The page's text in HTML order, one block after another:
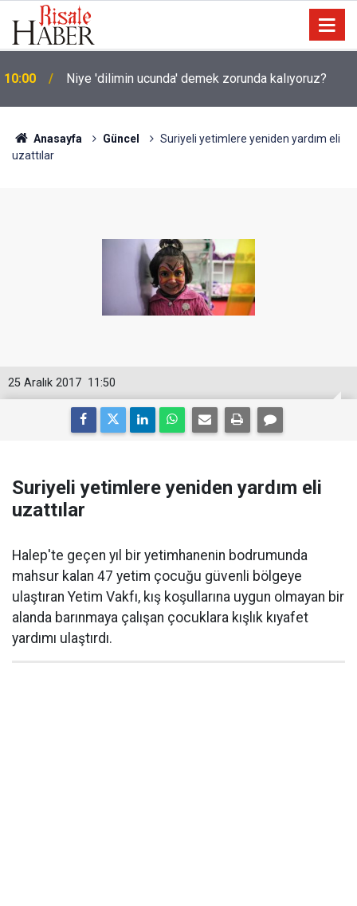
10:00 Niye 'dilimin ucunda' demek zorunda kalıyoruz?
Anasayfa Güncel
Suriyeli yetimlere yeniden yardım eli
uzattılar
11:50
25 Aralık 2017
Suriyeli yetimlere yeniden yardım eli
uzattılar
Halep'te geçen yıl bir yetimhanenin bodrumunda
mahsur kalan 47 yetim çocuğu güvenli bölgeye
ulaştıran Yetim Vakfı, kış koşullarına uygun olmayan bir
alanda barınmaya çalışan çocuklara kışlık kıyafet
yardımı ulaştırdı.